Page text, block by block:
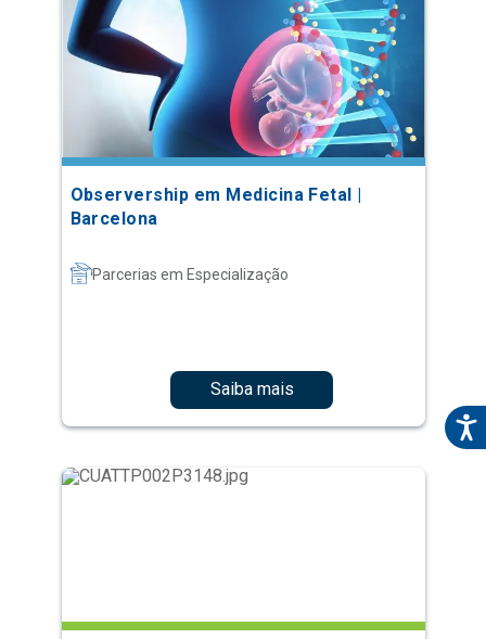
Observership em Medicina Fetal |
Barcelona
Parcerias em Especialização
Saiba mais